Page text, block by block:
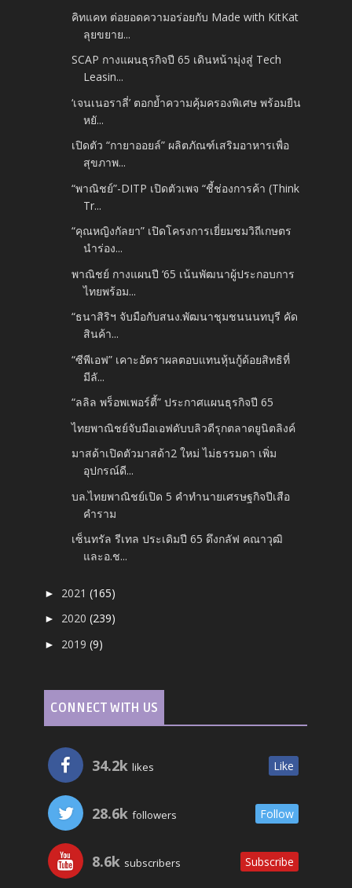
คิทแคท ต่อยอดความอร่อยกับ Made with KitKat
ลุยขยาย...
SCAP กางแผนธุรกิจปี 65 เดินหน้ามุ่งสู่ Tech
Leasin...
‘เจนเนอราลี่’ ตอกย้ำความคุ้มครองพิเศษ พร้อมยืน
หยั...
เปิดตัว “กายาออยล์” ผลิตภัณฑ์เสริมอาหารเพื่อ
สุขภาพ...
“พาณิชย์”-DITP เปิดตัวเพจ “ชี้ช่องการค้า (Think
Tr...
“คุณหญิงกัลยา” เปิดโครงการเยี่ยมชมวิถีเกษตร
นำร่อง...
พาณิชย์ กางแผนปี ‘65 เน้นพัฒนาผู้ประกอบการ
ไทยพร้อม...
“ธนาสิริฯ จับมือกับสนง.พัฒนาชุมชนนนทบุรี คัด
สินค้า...
“ซีพีเอฟ” เคาะอัตราผลตอบแทนหุ้นกู้ด้อยสิทธิที่
มีลั...
“ลลิล พร็อพเพอร์ตี้” ประกาศแผนธุรกิจปี 65
ไทยพาณิชย์จับมือเอฟดับบลิวดีรุกตลาดยูนิตลิงค์
มาสด้าเปิดตัวมาสด้า2 ใหม่ ไม่ธรรมดา เพิ่ม
อุปกรณ์ดี...
บล.ไทยพาณิชย์เปิด 5 คำทำนายเศรษฐกิจปีเสือ
คำราม
เซ็นทรัล รีเทล ประเดิมปี 65 ดึงกลัฟ คณาวุฒิ
และอ.ช...
► 2021(165)
► 2020(239)
► 2019(9)
CONNECT WITH US
34.2k likes Like
28.6k followers Follow
8.6k subscribers Subscribe